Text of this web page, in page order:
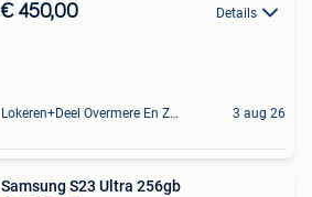
€ 450,00 Details
Lokeren+Deel Overmere En Zele 3 aug 26
Samsung S23 Ultra 256gb